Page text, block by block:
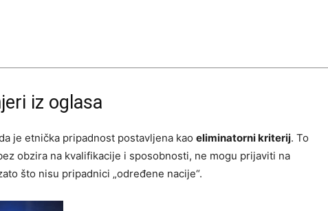
iz oglasa
je etnička pripadnost postavljena kao eliminatorni kriterij. To
obzira na kvalifikacije i sposobnosti, ne mogu prijaviti na
što nisu pripadnici „određene nacije“.